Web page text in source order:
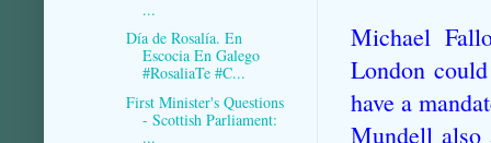
Michael
London
have a
Mundell also
...
Día de Rosalía. En
Escocia En Galego
#RosaliaTe #C...
First Minister's Questions
- Scottish Parliament:
...